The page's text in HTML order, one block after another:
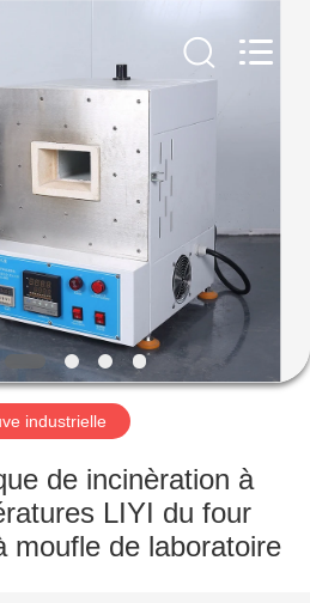
industrielle
de incinèration à
LIYI du four
moufle de laboratoire